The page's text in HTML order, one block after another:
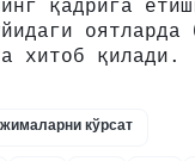
қадрига
оятларда
хитоб қилади.
кўрсат